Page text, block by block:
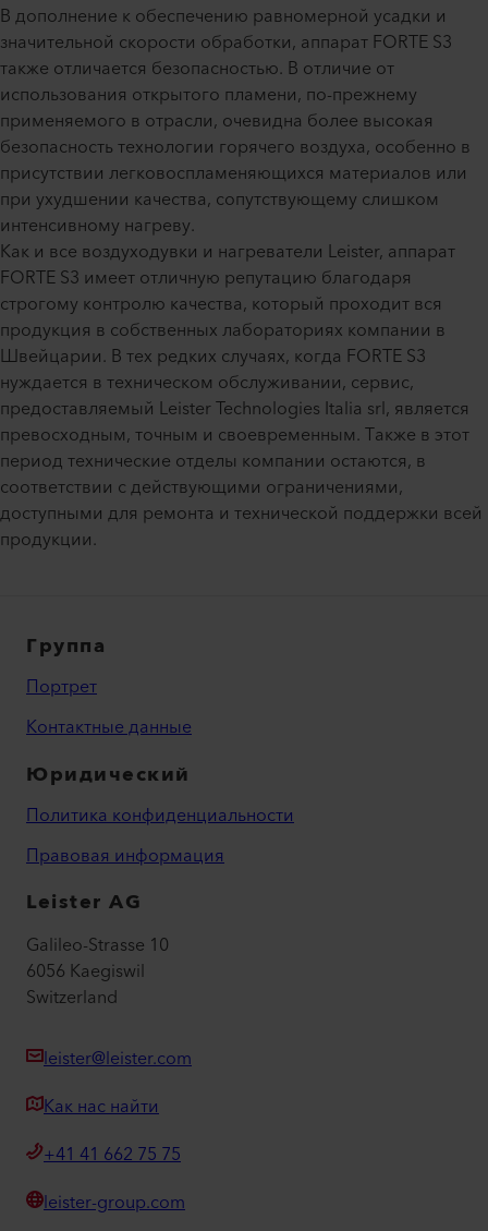
В дополнение к обеспечению равномерной усадки и
значительной скорости обработки, аппарат FORTE S3
также отличается безопасностью. В отличие от
использования открытого пламени, по-прежнему
применяемого в отрасли, очевидна более высокая
безопасность технологии горячего воздуха, особенно в
присутствии легковоспламеняющихся материалов или
при ухудшении качества, сопутствующему слишком
интенсивному нагреву.
Как и все воздуходувки и нагреватели Leister, аппарат
FORTE S3 имеет отличную репутацию благодаря
строгому контролю качества, который проходит вся
продукция в собственных лабораториях компании в
Швейцарии. В тех редких случаях, когда FORTE S3
нуждается в техническом обслуживании, сервис,
предоставляемый Leister Technologies Italia srl, является
превосходным, точным и своевременным. Также в этот
период технические отделы компании остаются, в
соответствии с действующими ограничениями,
доступными для ремонта и технической поддержки всей
продукции.
Группа
Портрет
Контактные данные
Юридический
Политика конфиденциальности
Правовая информация
Leister AG
Galileo-Strasse 10
6056 Kaegiswil
Switzerland
leister@leister.com
Как нас найти
+41 41 662 75 75
leister-group.com